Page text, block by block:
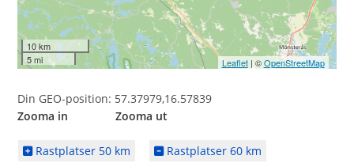
10 km
5 mi
Leaflet| ©OpenStreetMap
Din GEO-position: 57.37979,16.57839
Zooma in Zooma ut
Rastplatser 50 km Rastplatser 60 km